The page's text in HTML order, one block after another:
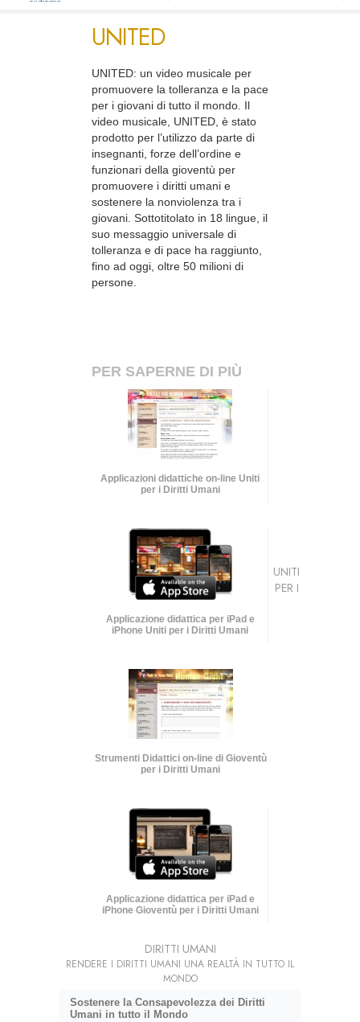
aiutiamo
UNITED
UNITED: un video musicale per
promuovere la tolleranza e la pace
per i giovani di tutto il mondo. Il
video musicale, UNITED, è stato
prodotto per l’utilizzo da parte di
insegnanti, forze dell’ordine e
funzionari della gioventù per
promuovere i diritti umani e
sostenere la nonviolenza tra i
giovani. Sottotitolato in 18 lingue, il
suo messaggio universale di
tolleranza e di pace ha raggiunto,
fino ad oggi, oltre 50 milioni di
persone.
PER SAPERNE DI PIÙ
Applicazioni didattiche on-line Uniti
per i Diritti Umani
Applicazione didattica per iPad e
iPhone Uniti per i Diritti Umani
Strumenti Didattici on-line di Gioventù
per i Diritti Umani
Applicazione didattica per iPad e
iPhone Gioventù per i Diritti Umani
UNITI
PER I
DIRITTI UMANI
RENDERE I DIRITTI UMANI UNA REALTÀ IN TUTTO IL
MONDO
Sostenere la Consapevolezza dei Diritti
Umani in tutto il Mondo